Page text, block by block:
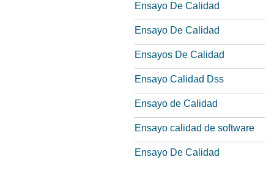
Ensayo De Calidad
Ensayo De Calidad
Ensayos De Calidad
Ensayo Calidad Dss
Ensayo de Calidad
Ensayo calidad de software
Ensayo De Calidad